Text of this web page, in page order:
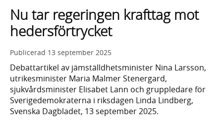
med
sökförslag
Nu tar regeringen krafttag mot
hedersförtrycket
Publicerad 13 september 2025
Debattartikel av jämställdhetsminister Nina Larsson,
utrikesminister Maria Malmer Stenergard,
sjukvårdsminister Elisabet Lann och gruppledare för
Sverigedemokraterna i riksdagen Linda Lindberg,
Svenska Dagbladet, 13 september 2025.